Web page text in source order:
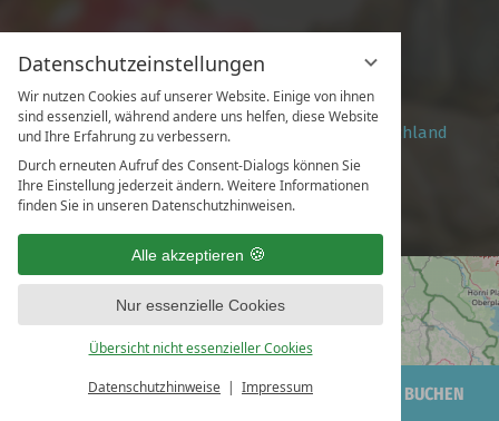
Datenschutzeinstellungen
Wir nutzen Cookies auf unserer Website. Einige von ihnen
sind essenziell, während andere uns helfen, diese Website
und Ihre Erfahrung zu verbessern.
Durch erneuten Aufruf des Consent-Dialogs können Sie
Ihre Einstellung jederzeit ändern. Weitere Informationen
finden Sie in unseren Datenschutzhinweisen.
Alle akzeptieren
Nur essenzielle Cookies
Übersicht nicht essenzieller Cookies
Datenschutzhinweise Impressum BUCHEN
ANFRAGEN
AGH GmbH & Co. KG, Hotel
Am Kurwald 10 / 94086 Bad Griesbach, Deutschland
FacebookYoutube